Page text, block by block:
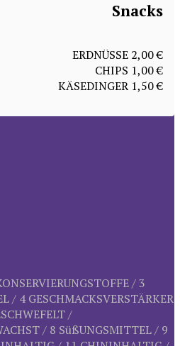
Snacks
ERDNÜSSE 2,00 €
CHIPS 1,00 €
KÄSEDINGER 1,50 €
/ 3
4 GESCHMACKSVERSTÄRKER
/
/ 8 SüßUNGSMITTEL / 9